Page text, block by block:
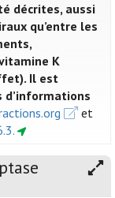
décrites, aussi
qu’entre les
K
Il est
d’informations
et